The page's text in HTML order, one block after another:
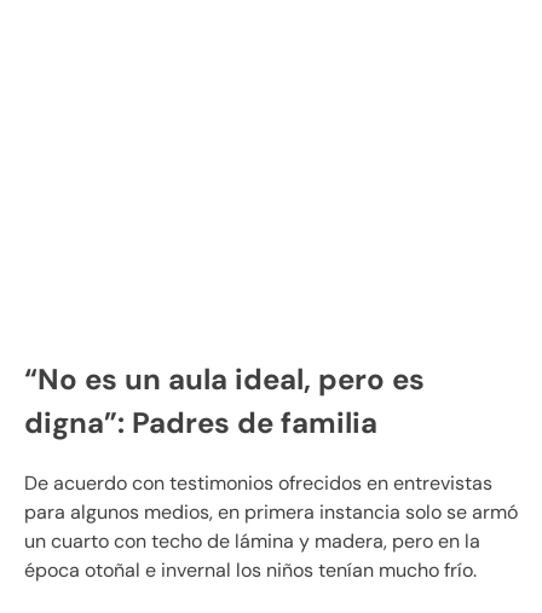
“No es un aula ideal, pero es
digna”: Padres de familia
De acuerdo con testimonios ofrecidos en entrevistas
para algunos medios, en primera instancia solo se armó
un cuarto con techo de lámina y madera, pero en la
época otoñal e invernal los niños tenían mucho frío.